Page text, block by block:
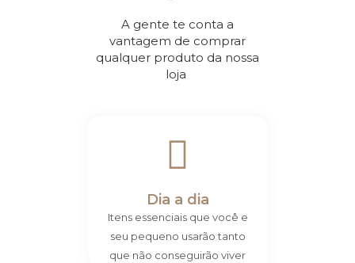
A gente te conta a
vantagem de comprar
qualquer produto da nossa
loja
Dia a dia
Itens essenciais que você e
seu pequeno usarão tanto
que não conseguirão viver